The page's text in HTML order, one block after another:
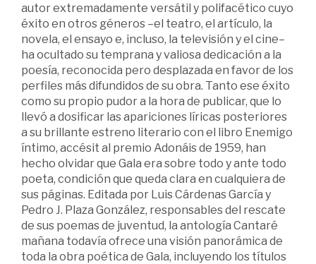
autor extremadamente versátil y polifacético cuyo
éxito en otros géneros –el teatro, el artículo, la
novela, el ensayo e, incluso, la televisión y el cine–
ha ocultado su temprana y valiosa dedicación a la
poesía, reconocida pero desplazada en favor de los
perfiles más difundidos de su obra. Tanto ese éxito
como su propio pudor a la hora de publicar, que lo
llevó a dosificar las apariciones líricas posteriores
a su brillante estreno literario con el libro Enemigo
íntimo, accésit al premio Adonáis de 1959, han
hecho olvidar que Gala era sobre todo y ante todo
poeta, condición que queda clara en cualquiera de
sus páginas. Editada por Luis Cárdenas García y
Pedro J. Plaza González, responsables del rescate
de sus poemas de juventud, la antología Cantaré
mañana todavía ofrece una visión panorámica de
toda la obra poética de Gala, incluyendo los títulos